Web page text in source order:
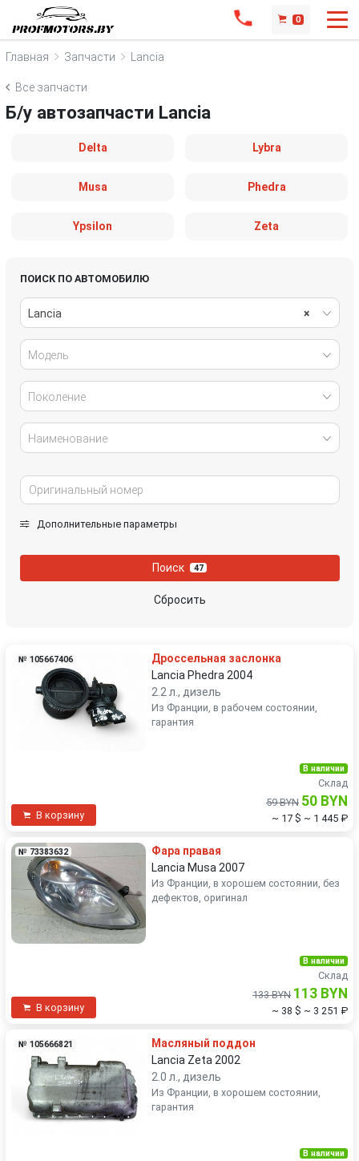
0
Главная Запчасти Lancia
Все запчасти
Б/у автозапчасти Lancia
Delta Lybra
Musa Phedra
Ypsilon Zeta
ПОИСК ПО АВТОМОБИЛЮ
×
Lancia
Модель
Поколение
Наименование
Дополнительные параметры
Поиск 47
Сбросить
№ 105667406
Дроссельная заслонка
Lancia Phedra 2004
2.2 л., дизель
Из Франции, в рабочем состоянии,
гарантия
В корзину
В наличии
Склад
59 BYN 50 BYN
~ 17 $ ~ 1 445 ₽
№ 73383632
Фара правая
Lancia Musa 2007
Из Франции, в хорошем состоянии, без
дефектов, оригинал
В корзину
В наличии
Склад
133 BYN 113 BYN
~ 38 $ ~ 3 251 ₽
№ 105666821
Масляный поддон
Lancia Zeta 2002
2.0 л., дизель
Из Франции, в хорошем состоянии,
гарантия
В наличии